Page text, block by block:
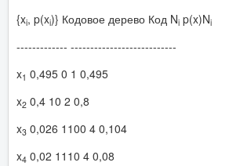
{xi, p(xi)} Кодовое дерево Код Ni p(x)Ni
------------- ---------------------------
x1 0,495 0 1 0,495
x2 0,4 10 2 0,8
x3 0,026 1100 4 0,104
x4 0,02 1110 4 0,08